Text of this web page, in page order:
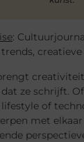
:
trends,
ze schrijft.
of
met